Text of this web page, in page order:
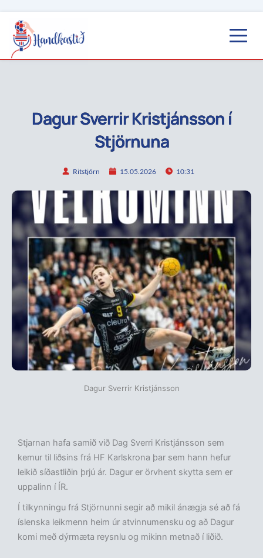
Dagur Sverrir Kristjánsson í
Stjörnuna
Ritstjórn 15.05.2026 10:31
Dagur Sverrir Kristjánsson
Stjarnan hafa samið við Dag Sverri Kristjánsson sem
kemur til liðsins frá HF Karlskrona þar sem hann hefur
leikið síðastliðin þrjú ár. Dagur er örvhent skytta sem er
uppalinn í ÍR.
Í tilkynningu frá Stjörnunni segir að mikil ánægja sé að fá
íslenska leikmenn heim úr atvinnumensku og að Dagur
komi með dýrmæta reysnlu og mikinn metnað í liðið.